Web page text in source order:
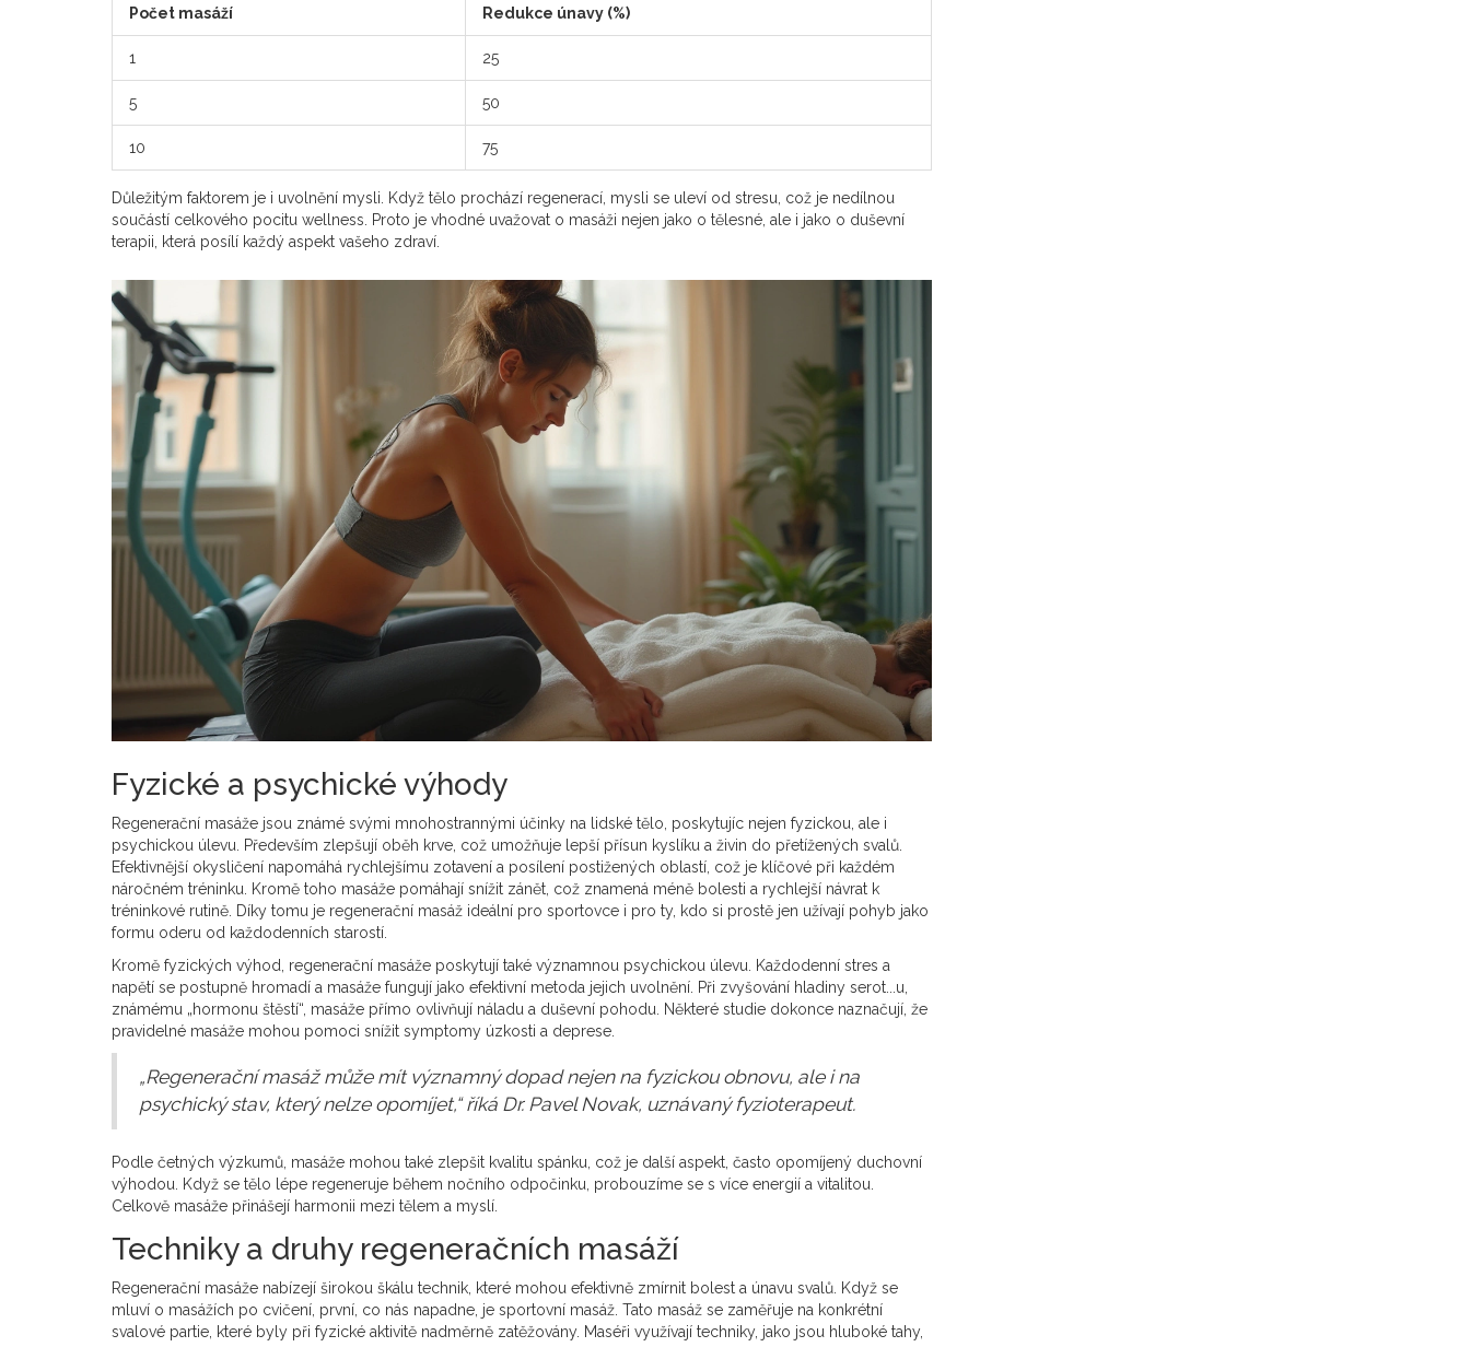
Počet masáží Redukce únavy (%)
1 25
5 50
10 75
Důležitým faktorem je i uvolnění mysli. Když tělo prochází regenerací, mysli se uleví od stresu, což je nedílnou
součástí celkového pocitu wellness. Proto je vhodné uvažovat o masáži nejen jako o tělesné, ale i jako o duševní
terapii, která posílí každý aspekt vašeho zdraví.
Fyzické a psychické výhody
Regenerační masáže jsou známé svými mnohostrannými účinky na lidské tělo, poskytujíc nejen fyzickou, ale i
psychickou úlevu. Především zlepšují oběh krve, což umožňuje lepší přísun kyslíku a živin do přetížených svalů.
Efektivnější okysličení napomáhá rychlejšímu zotavení a posílení postižených oblastí, což je klíčové při každém
náročném tréninku. Kromě toho masáže pomáhají snížit zánět, což znamená méně bolesti a rychlejší návrat k
tréninkové rutině. Díky tomu je regenerační masáž ideální pro sportovce i pro ty, kdo si prostě jen užívají pohyb jako
formu oderu od každodenních starostí.
Kromě fyzických výhod, regenerační masáže poskytují také významnou psychickou úlevu. Každodenní stres a
napětí se postupně hromadí a masáže fungují jako efektivní metoda jejich uvolnění. Při zvyšování hladiny serot...u,
známému „hormonu štěstí“, masáže přímo ovlivňují náladu a duševní pohodu. Některé studie dokonce naznačují, že
pravidelné masáže mohou pomoci snížit symptomy úzkosti a deprese.
„Regenerační masáž může mít významný dopad nejen na fyzickou obnovu, ale i na
psychický stav, který nelze opomíjet,“ říká Dr. Pavel Novak, uznávaný fyzioterapeut.
Podle četných výzkumů, masáže mohou také zlepšit kvalitu spánku, což je další aspekt, často opomíjený duchovní
výhodou. Když se tělo lépe regeneruje během nočního odpočinku, probouzíme se s více energií a vitalitou.
Celkově masáže přinášejí harmonii mezi tělem a myslí.
Techniky a druhy regeneračních masáží
Regenerační masáže nabízejí širokou škálu technik, které mohou efektivně zmírnit bolest a únavu svalů. Když se
mluví o masážích po cvičení, první, co nás napadne, je sportovní masáž. Tato masáž se zaměřuje na konkrétní
svalové partie, které byly při fyzické aktivitě nadměrně zatěžovány. Maséři využívají techniky, jako jsou hluboké tahy,